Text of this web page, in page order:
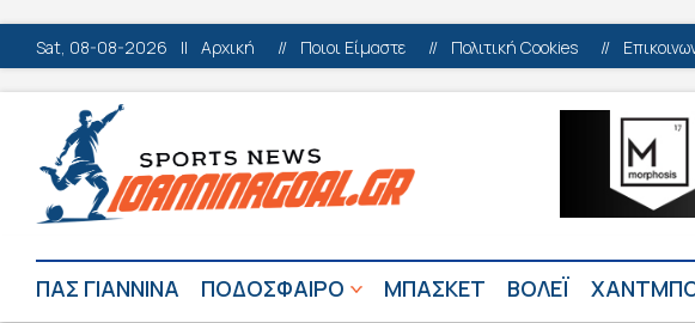
Sat, 08-08-2026 || Αρχική // Ποιοι Είμαστε // Πολιτική Cookies //
ΠΑΣ ΓΙΑΝΝΙΝΑ ΠΟΔΟΣΦΑΙΡΟ ΜΠΑΣΚΕΤ ΒΟΛΕΪ